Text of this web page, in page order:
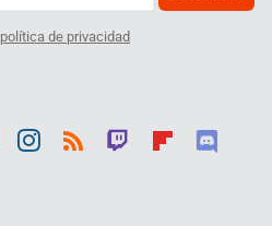
política de privacidad